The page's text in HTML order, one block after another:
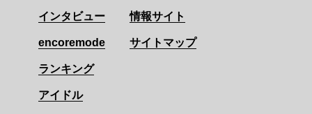
インタビュー
encoremode
ランキング
アイドル
情報サイト
サイトマップ